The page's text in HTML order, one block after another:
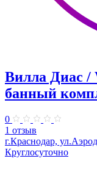
Вилла Диас /
банный
0
1 отзыв
г.Краснодар,
Круглосуточно